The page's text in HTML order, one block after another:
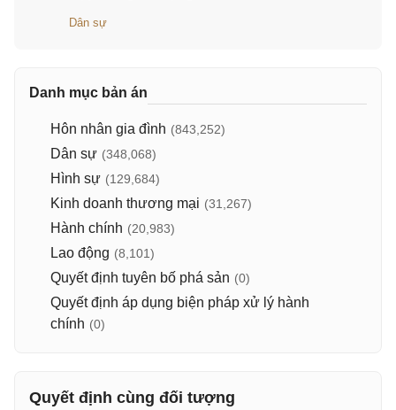
Dân sự
Danh mục bản án
Hôn nhân gia đình (843,252)
Dân sự (348,068)
Hình sự (129,684)
Kinh doanh thương mại (31,267)
Hành chính (20,983)
Lao động (8,101)
Quyết định tuyên bố phá sản (0)
Quyết định áp dụng biện pháp xử lý hành
chính (0)
Quyết định cùng đối tượng